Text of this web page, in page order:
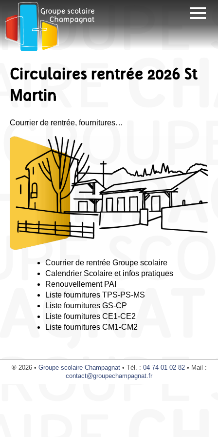
Circulaires rentrée 2026 St
Martin
Courrier de rentrée, fournitures…
Courrier de rentrée Groupe scolaire
Calendrier Scolaire et infos pratiques
Renouvellement PAI
Liste fournitures TPS-PS-MS
Liste fournitures GS-CP
Liste fournitures CE1-CE2
Liste fournitures CM1-CM2
® 2026 • Groupe scolaire Champagnat• Tél. : 04 74 01 02 82• Mail :
contact@groupechampagnat.fr